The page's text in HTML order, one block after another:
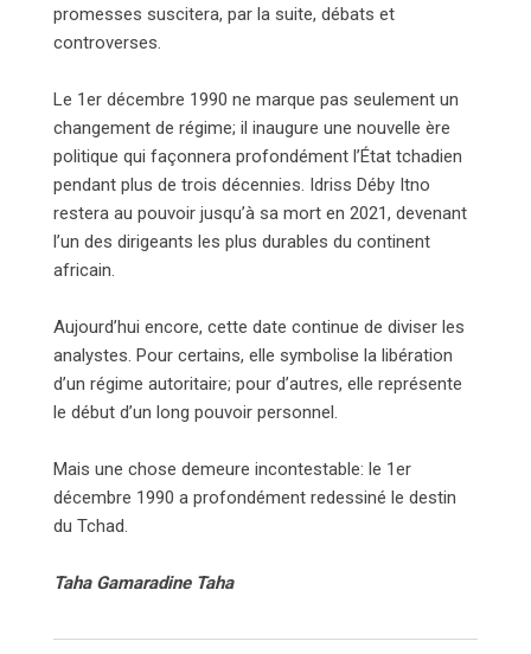
promesses suscitera, par la suite, débats et
controverses.
Le 1er décembre 1990 ne marque pas seulement un
changement de régime; il inaugure une nouvelle ère
politique qui façonnera profondément l’État tchadien
pendant plus de trois décennies. Idriss Déby Itno
restera au pouvoir jusqu’à sa mort en 2021, devenant
l’un des dirigeants les plus durables du continent
africain.
Aujourd’hui encore, cette date continue de diviser les
analystes. Pour certains, elle symbolise la libération
d’un régime autoritaire; pour d’autres, elle représente
le début d’un long pouvoir personnel.
Mais une chose demeure incontestable: le 1er
décembre 1990 a profondément redessiné le destin
du Tchad.
Taha Gamaradine Taha